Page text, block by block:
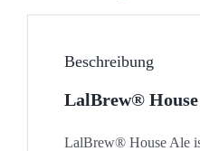
Beschreibung
LalBrew®
LalBrew® House Ale